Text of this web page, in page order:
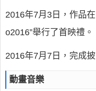
2016年7月3日，作品
o2016”舉行了首映禮。
2016年7月7日，完成
動畫音樂